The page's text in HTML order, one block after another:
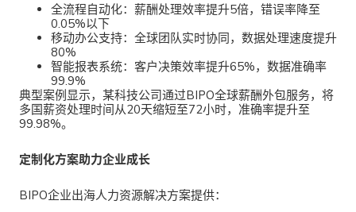
全流程自动化：薪酬处理效率提升5倍，错误率降至
0.05%以下
移动办公支持：全球团队实时协同，数据处理速度提升
80%
智能报表系统：客户决策效率提升65%，数据准确率
99.9%
典型案例显示，某科技公司通过BIPO全球薪酬外包服务，将
多国薪资处理时间从20天缩短至72小时，准确率提升至
99.98%。
定制化方案助力企业成长
BIPO企业出海人力资源解决方案提供：